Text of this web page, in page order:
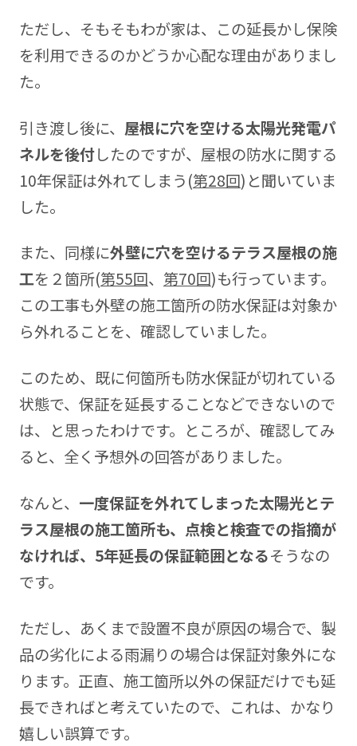
ただし、そもそもわが家は、この延長かし保険
を利用できるのかどうか心配な理由がありまし
た。
引き渡し後に、 屋根に穴を空ける太陽光発電パ
ネルを後付したのですが、屋根の防水に関する
10年保証は外れてしまう(第28回)と聞いていま
した。
また、同様に外壁に穴を空けるテラス屋根の施
工を２箇所(第55回、 第70回)も行っています。
この工事も外壁の施工箇所の防水保証は対象か
ら外れることを、確認していました。
このため、既に何箇所も防水保証が切れている
状態で、保証を延長することなどできないので
は、と思ったわけです。ところが、確認してみ
ると、全く予想外の回答がありました。
なんと、 一度保証を外れてしまった太陽光とテ
ラス屋根の施工箇所も、点検と検査での指摘が
なければ、5年延長の保証範囲となるそうなの
です。
ただし、あくまで設置不良が原因の場合で、製
品の劣化による雨漏りの場合は保証対象外にな
ります。正直、施工箇所以外の保証だけでも延
長できればと考えていたので、これは、かなり
嬉しい誤算です。